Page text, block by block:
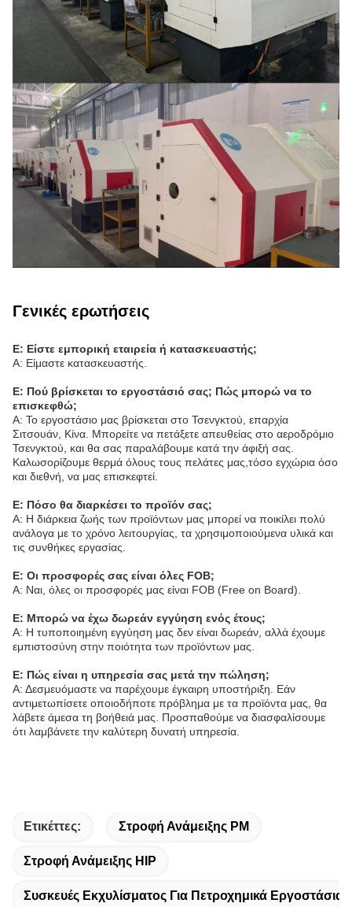
Γενικές ερωτήσεις
Ε: Είστε εμπορική εταιρεία ή κατασκευαστής;
Α: Είμαστε κατασκευαστής.
Ε: Πού βρίσκεται το εργοστάσιό σας; Πώς μπορώ να το
επισκεφθώ;
Α: Το εργοστάσιο μας βρίσκεται στο Τσενγκτού, επαρχία
Σιτσουάν, Κίνα. Μπορείτε να πετάξετε απευθείας στο αεροδρόμιο
Τσενγκτού, και θα σας παραλάβουμε κατά την άφιξή σας.
Καλωσορίζουμε θερμά όλους τους πελάτες μας,τόσο εγχώρια όσο
και διεθνή, να μας επισκεφτεί.
Ε: Πόσο θα διαρκέσει το προϊόν σας;
Α: Η διάρκεια ζωής των προϊόντων μας μπορεί να ποικίλει πολύ
ανάλογα με το χρόνο λειτουργίας, τα χρησιμοποιούμενα υλικά και
τις συνθήκες εργασίας.
Ε: Οι προσφορές σας είναι όλες FOB;
Α: Ναι, όλες οι προσφορές μας είναι FOB (Free on Board).
Ε: Μπορώ να έχω δωρεάν εγγύηση ενός έτους;
Α: Η τυποποιημένη εγγύηση μας δεν είναι δωρεάν, αλλά έχουμε
εμπιστοσύνη στην ποιότητα των προϊόντων μας.
Ε: Πώς είναι η υπηρεσία σας μετά την πώληση;
Α: Δεσμευόμαστε να παρέχουμε έγκαιρη υποστήριξη. Εάν
αντιμετωπίσετε οποιοδήποτε πρόβλημα με τα προϊόντα μας, θα
λάβετε άμεσα τη βοήθειά μας. Προσπαθούμε να διασφαλίσουμε
ότι λαμβάνετε την καλύτερη δυνατή υπηρεσία.
Ετικέττες: Στροφή Ανάμειξης PM
Στροφή Ανάμειξης HIP
Συσκευές Εκχυλίσματος Για Πετροχημικά Εργοστάσια